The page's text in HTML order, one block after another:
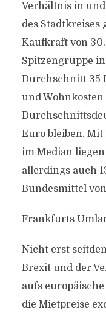
Verhältnis in
des
Kaufkraft von
Spitzengruppe
Durchschnitt 35
und
Euro bleiben. Mit
im Median
allerdings auch
Bundesmittel
Frankfurts
Nicht erst
Brexit und der
aufs
die Mietpreise